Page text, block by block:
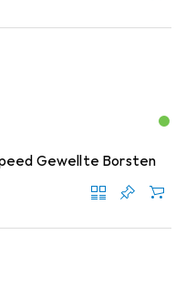
Gewellte Borsten